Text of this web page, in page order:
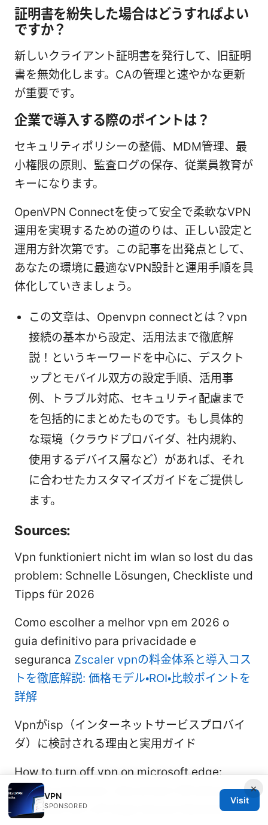
証明書を紛失した場合はどうすればよい
ですか？
新しいクライアント証明書を発行して、旧証明
書を無効化します。CAの管理と速やかな更新
が重要です。
企業で導入する際のポイントは？
セキュリティポリシーの整備、MDM管理、最
小権限の原則、監査ログの保存、従業員教育が
キーになります。
OpenVPN Connectを使って安全で柔軟なVPN
運用を実現するための道のりは、正しい設定と
運用方針次第です。この記事を出発点として、
あなたの環境に最適なVPN設計と運用手順を具
体化していきましょう。
この文章は、Openvpn connectとは？vpn
接続の基本から設定、活用法まで徹底解
説！というキーワードを中心に、デスクト
ップとモバイル双方の設定手順、活用事
例、トラブル対応、セキュリティ配慮まで
を包括的にまとめたものです。もし具体的
な環境（クラウドプロバイダ、社内規約、
使用するデバイス層など）があれば、それ
に合わせたカスタマイズガイドをご提供し
ます。
Sources:
Vpn funktioniert nicht im wlan so lost du das
problem: Schnelle Lösungen, Checkliste und
Tipps für 2026
Como escolher a melhor vpn em 2026 o
guia definitivo para privacidade e
seguranca Zscaler vpnの料金体系と導入コス
トを徹底解説: 価格モデル・ROI・比較ポイントを
詳解
Vpnがisp（インターネットサービスプロバイ
ダ）に検討される理由と実用ガイド
How to turn off vpn on microsoft edge:
disable extension, disconnect Windows
VPN, and turn off Edge Secure Network
×
VPN
SPONSORED
Visit